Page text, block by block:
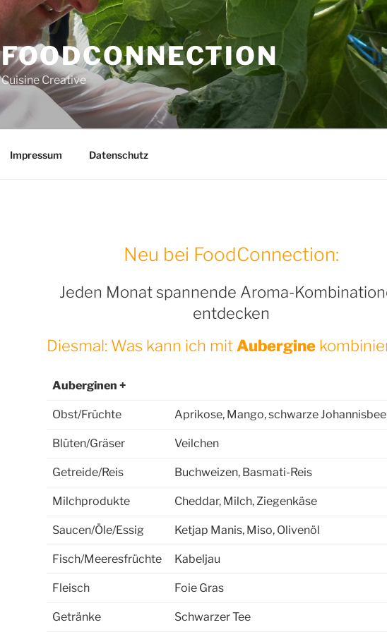
FOODCONNECTION
Cuisine Creative
Impressum Datenschutz
Neu bei FoodConnection:
Jeden Monat spannende Aroma-
entdecken
Diesmal: Was kann ich mit Aubergine
Auberginen +
Obst/Früchte Aprikose, Mango, schwarze
Blüten/Gräser Veilchen
Getreide/Reis Buchweizen, Basmati-Reis
Milchprodukte Cheddar, Milch, Ziegenkäse
Saucen/Öle/Essig Ketjap Manis, Miso, Olivenöl
Fisch/Meeresfrüchte Kabeljau
Fleisch Foie Gras
Getränke Schwarzer Tee